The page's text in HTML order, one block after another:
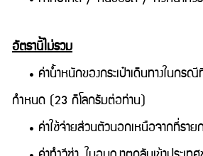
อัตรานี้ไม่รวม
• ค่าน้ำหนักของกระเป๋าเดินทางในกร
กำหนด (23 กิโลกรัมต่อท่าน)
• ค่าใช้จ่ายส่วนตัวนอกเหนือจากที่ราย